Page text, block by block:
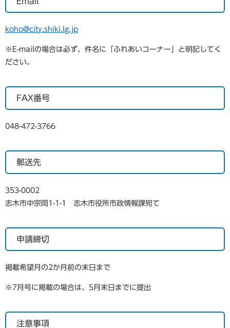
koho@city.shiki.lg.jp
※E-mailの場合は必ず、件名に「ふれあいコーナー」と明記してく
ださい。
FAX番号
048-472-3766
郵送先
353-0002
志木市中宗岡1-1-1 志木市役所市政情報課宛て
申請締切
掲載希望月の2か月前の末日まで
※7月号に掲載の場合は、5月末日までに提出
注意事項